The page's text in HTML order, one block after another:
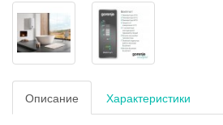
Описание Характеристики